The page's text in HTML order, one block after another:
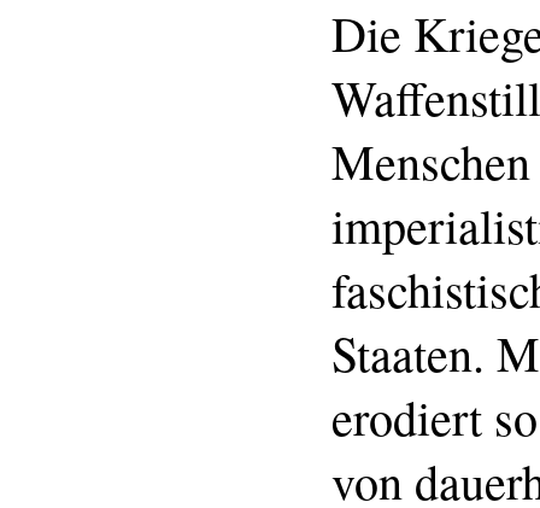
Die
Staaten.
erodiert
von